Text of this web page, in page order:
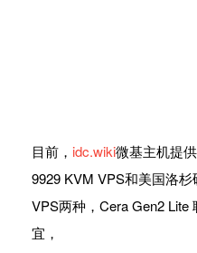
目前， idc.wiki微基主机提
9929 KVM VPS和美国洛
VPS两种，Cera Gen2 Lite
宜，